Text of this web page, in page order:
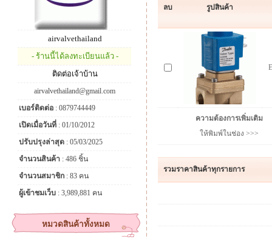
airvalvethailand
- ร้านนี้ได้ลงทะเบียนแล้ว -
ติดต่อเจ้าบ้าน
airvalvethailand@gmail.com
เบอร์ติดต่อ : 0879744449
เปิดเมื่อวันที่ : 01/10/2012
ปรับปรุงล่าสุด : 05/03/2025
จำนวนสินค้า : 486 ชิ้น
จำนวนสมาชิก : 83 คน
ผู้เข้าชมเว็บ : 3,989,881 คน
หมวดสินค้าทั้งหมด
ลบ รูปสินค้า
ความต้องการเพิ่มเติม
ให้พิมพ์ในช่อง >>>
รวมราคาสินค้าทุกรายการ